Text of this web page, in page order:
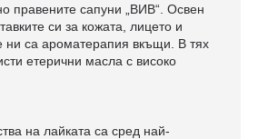
правените сапуни „ВИВ“. Освен
си за кожата, лицето и
ни са ароматерапия вкъщи. В тях
етерични масла с високо
на лайката са сред най-